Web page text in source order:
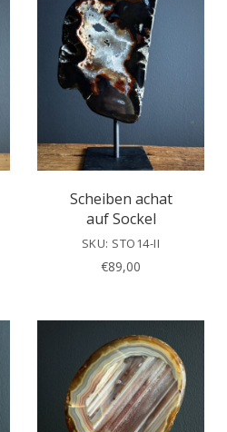
Scheiben achat
auf Sockel
SKU: STO14-II
€89,00